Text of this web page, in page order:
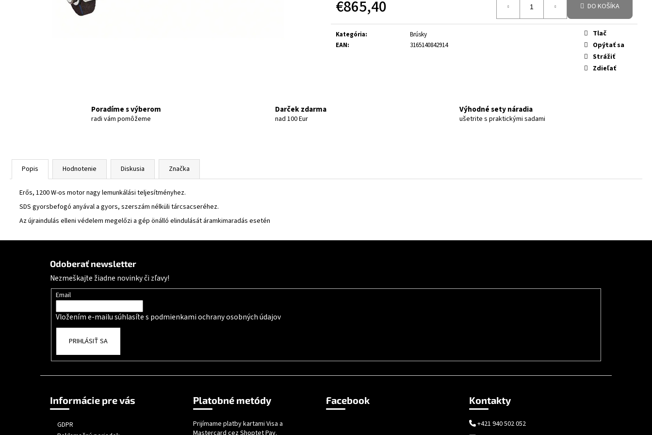
€865,40 DO KOŠÍKA
Kategória:
Brúsky
EAN: 3165140842914
Tlač
Opýtať sa
Strážiť
Zdieľať
Poradíme s výberom
radi vám pomôžeme
Darček zdarma
nad 100 Eur
Výhodné sety náradia
ušetrite s praktickými sadami
Popis Hodnotenie Diskusia Značka
Erős, 1200 W-os motor nagy lemunkálási teljesítményhez.
SDS gyorsbefogó anyával a gyors, szerszám nélküli tárcsacseréhez.
Az újraindulás elleni védelem megelőzi a gép önálló elindulását áramkimaradás esetén
Odoberať newsletter
Nezmeškajte žiadne novinky či zľavy!
Email
Vložením e-mailu súhlasíte s podmienkami ochrany osobných údajov
PRIHLÁSIŤ SA
Informácie pre vás
GDPR
Platobné metódy
Prijímame platby kartami Visa a
Mastercard cez Shoptet Pay.
Facebook Kontakty
+421 940 502 052